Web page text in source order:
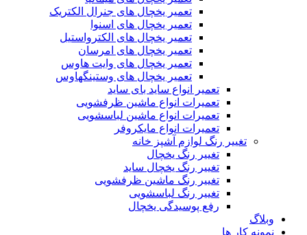
تعمیر یخچال های جنرال الکتریک
تعمیر یخچال های اسنوا
تعمیر یخچال های الکترواستیل
تعمیر یخچال های امرسان
تعمیر یخچال های وایت هاوس
تعمیر یخچال های وستینگهاوس
تعمیر انواع ساید بای ساید
تعمیرات انواع ماشین ظرفشویی
تعمیرات انواع ماشین لباسشویی
تعمیرات انواع مایکروفر
تغییر رنگ لوازم آشپز خانه
تغییر رنگ یخچال
تغییر رنگ یخچال ساید
تغییر رنگ ماشین ظرفشویی
تغییر رنگ لباسشویی
رفع پوسیدگی یخچال
وبلاگ
نمونه کار ها